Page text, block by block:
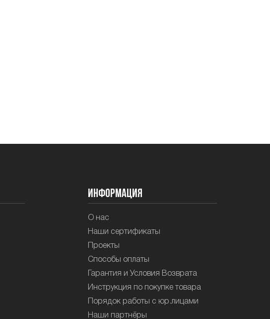
Информация
О нас
Наши сертификаты
Проекты
Способы оплаты
Гарантия и Условия Возврата
Инструкция по покупке товара
Порядок работы с юр.лицами
Наши партнёры